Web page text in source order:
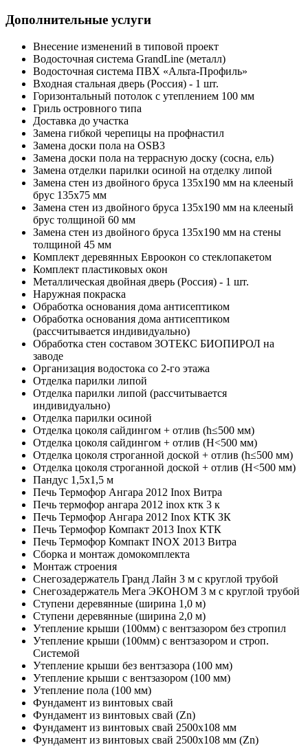
Дополнительные услуги
Внесение изменений в типовой проект
Водосточная система GrandLine (металл)
Водосточная система ПВХ «Альта-Профиль»
Входная стальная дверь (Россия) - 1 шт.
Горизонтальный потолок с утеплением 100 мм
Гриль островного типа
Доставка до участка
Замена гибкой черепицы на профнастил
Замена доски пола на OSB3
Замена доски пола на террасную доску (сосна, ель)
Замена отделки парилки осиной на отделку липой
Замена стен из двойного бруса 135х190 мм на клееный
брус 135х75 мм
Замена стен из двойного бруса 135х190 мм на клееный
брус толщиной 60 мм
Замена стен из двойного бруса 135х190 мм на стены
толщиной 45 мм
Комплект деревянных Евроокон со стеклопакетом
Комплект пластиковых окон
Металлическая двойная дверь (Россия) - 1 шт.
Наружная покраска
Обработка основания дома антисептиком
Обработка основания дома антисептиком
(рассчитывается индивидуально)
Обработка стен составом ЗОТЕКС БИОПИРОЛ на
заводе
Организация водостока со 2-го этажа
Отделка парилки липой
Отделка парилки липой (рассчитывается
индивидуально)
Отделка парилки осиной
Отделка цоколя сайдингом + отлив (h≤500 мм)
Отделка цоколя сайдингом + отлив (Н<500 мм)
Отделка цоколя строганной доской + отлив (h≤500 мм)
Отделка цоколя строганной доской + отлив (Н<500 мм)
Пандус 1,5х1,5 м
Печь Термофор Ангара 2012 Inox Витра
Печь термофор ангара 2012 inox ктк 3 к
Печь Термофор Ангара 2012 Inox КТК ЗК
Печь Термофор Компакт 2013 Inox КТК
Печь Термофор Компакт INOX 2013 Витра
Сборка и монтаж домокомплекта
Монтаж строения
Снегозадержатель Гранд Лайн 3 м с круглой трубой
Снегозадержатель Мега ЭКОНОМ 3 м с круглой трубой
Ступени деревянные (ширина 1,0 м)
Ступени деревянные (ширина 2,0 м)
Утепление крыши (100мм) с вентзазором без стропил
Утепление крыши (100мм) с вентзазором и строп.
Системой
Утепление крыши без вентзазора (100 мм)
Утепление крыши с вентзазором (100 мм)
Утепление пола (100 мм)
Фундамент из винтовых свай
Фундамент из винтовых свай (Zn)
Фундамент из винтовых свай 2500х108 мм
Фундамент из винтовых свай 2500х108 мм (Zn)